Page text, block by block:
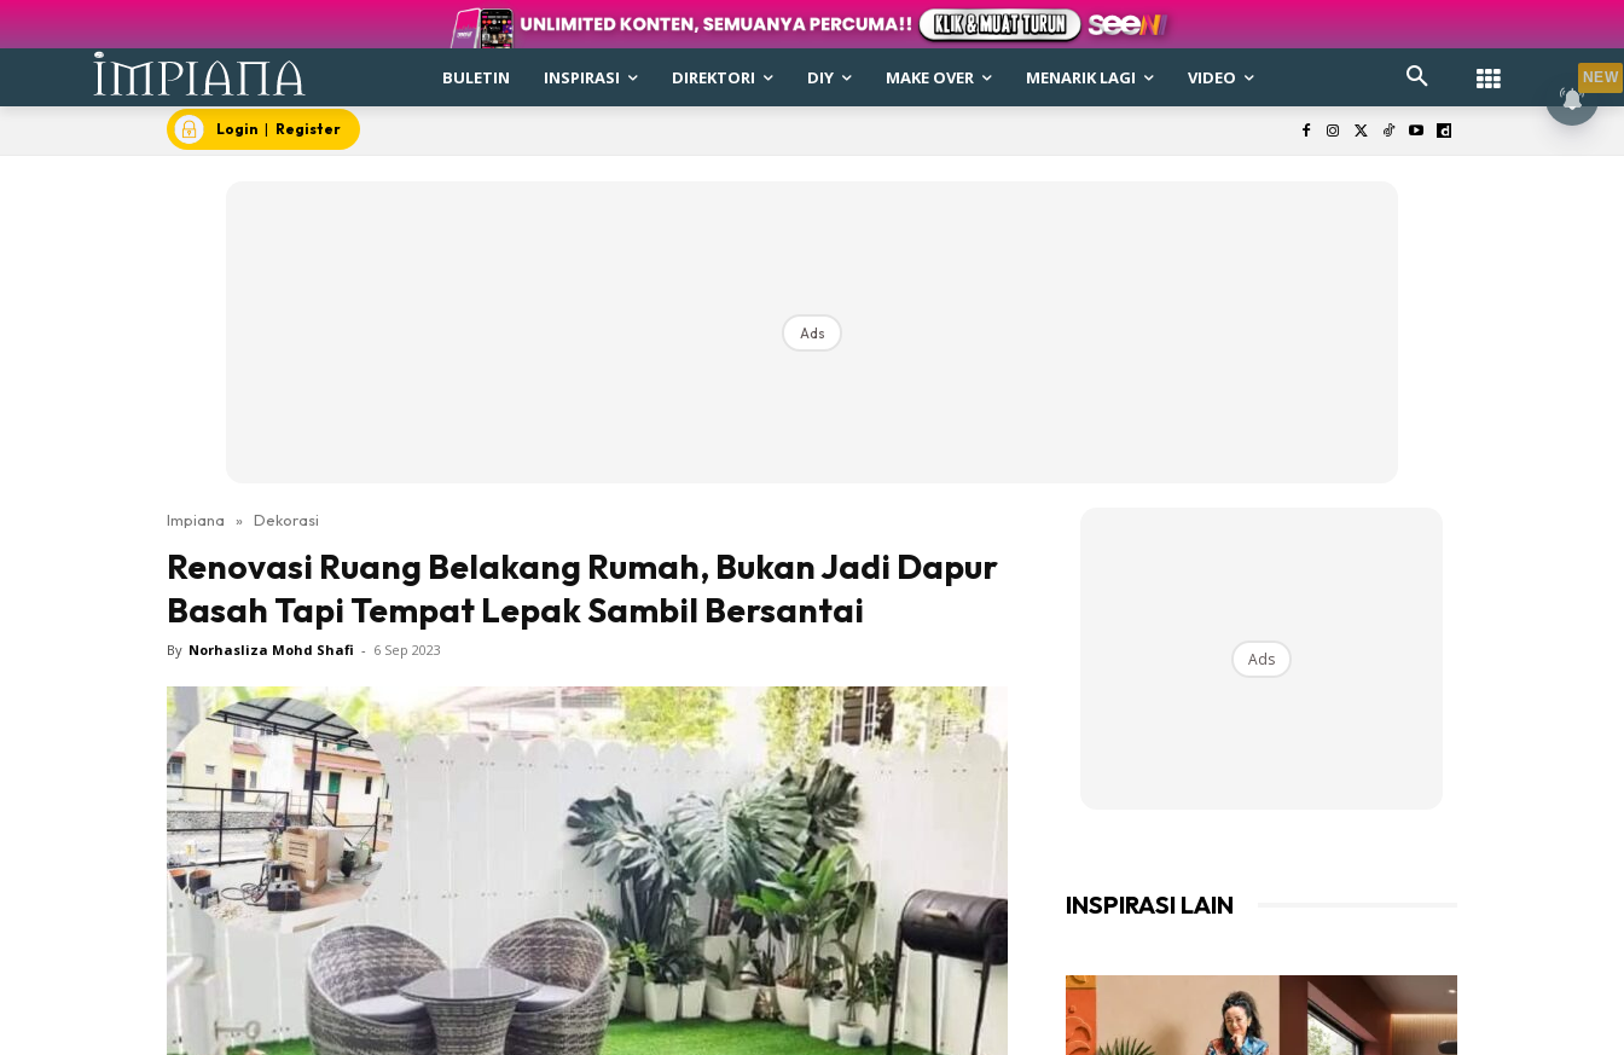
Buletin
Inspirasi
Bilik Tidur
Ruang Makan
Ruang Tamu
Direktori
Interior Design
Landskap
DIY
BULETIN INSPIRASI DIREKTORI DIY MAKE OVER MENARIK LAGI VIDEO
Login | Register
Ads
Impiana » Dekorasi
Renovasi Ruang Belakang Rumah, Bukan Jadi Dapur
Basah Tapi Tempat Lepak Sambil Bersantai
By Norhasliza Mohd Shafi - 6 Sep 2023 Ads
INSPIRASI LAIN
NEW